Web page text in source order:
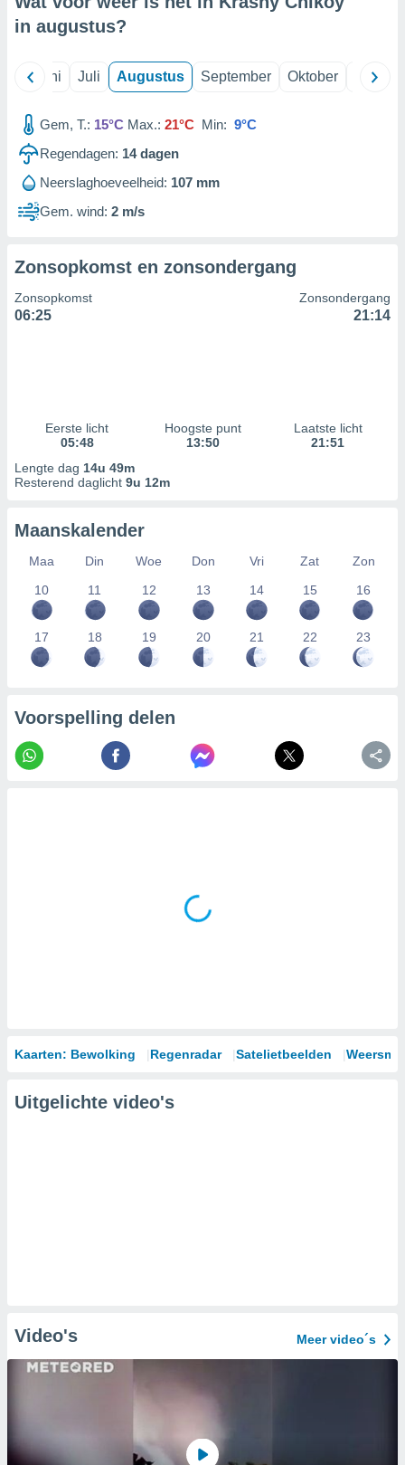
in augustus?
Juni Juli Augustus September Oktober
Gem, T.: 15°C Max.: 21°C Min: 9°C
Regendagen: 14dagen
Neerslaghoeveelheid: 107 mm
Gem. wind: 2 m/s
Zonsopkomst en zonsondergang
Zonsopkomst
06:25
Zonsondergang
21:14
Eerste licht
05:48
Hoogste punt
13:50
Laatste licht
21:51
Lengte dag 14u 49m
Resterend daglicht 9u 12m
Maanskalender
Maa Din Woe Don Vri Zat
Zon
10
11 12 13 14 15 16
17 18 19 20 21 22 23
Voorspelling delen
Kaarten: Bewolking Regenradar Satelietbeelden
Uitgelichte video's
Video's Meer video´s